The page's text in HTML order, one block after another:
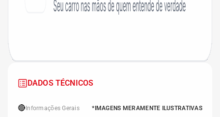
DADOS TÉCNICOS
🔴 Informações Gerais *IMAGENS MERAMENTE ILUSTRATIVAS